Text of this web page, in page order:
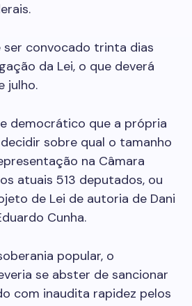
ser convocado trinta dias
da Lei, o que deverá
julho.
democrático que a própria
sobre qual o tamanho
na Câmara
atuais 513 deputados, ou
de Lei de autoria de Dani
Cunha.
popular, o
se abster de sancionar
com inaudita rapidez pelos